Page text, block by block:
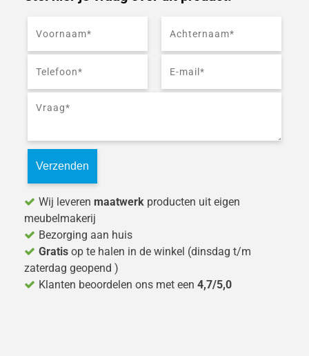
Wij leveren maatwerk producten uit eigen
meubelmakerij
Bezorging aan huis
Gratis op te halen in de winkel (dinsdag t/m
zaterdag geopend )
Klanten beoordelen ons met een 4,7/5,0